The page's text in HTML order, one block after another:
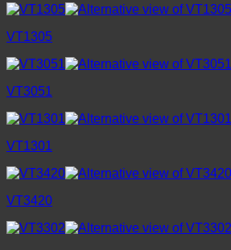
VT1305
VT3051
VT1301
VT3420